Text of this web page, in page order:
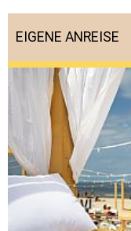
EIGENE ANREISE